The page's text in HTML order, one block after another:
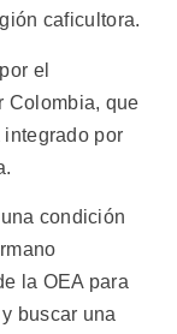
caficultora.
el
Colombia, que
por
condición
la OEA para
buscar una